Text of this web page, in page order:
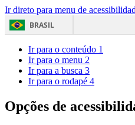
Ir direto para menu de
BRASIL
Ir para o conteúdo 1
Ir para o menu 2
Ir para a busca 3
Ir para o rodapé 4
Opções de